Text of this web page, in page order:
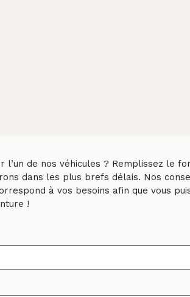
l’un de nos véhicules ? Remplissez le
dans les plus brefs délais. Nos
à vos besoins afin que vous
!